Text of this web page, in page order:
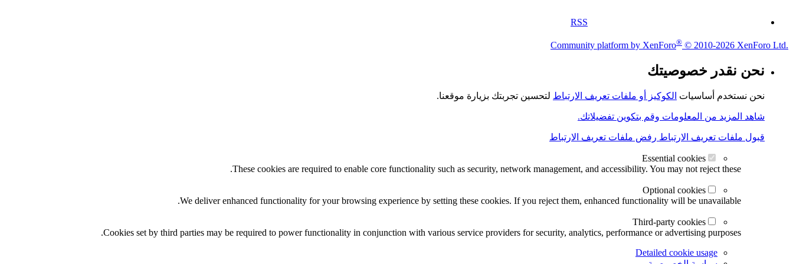
RSS
Community platform by XenForo® © 2010-2026 XenForo Ltd.
نحن نقدر خصوصيتك
نحن نستخدم أساسيات الكوكيز أو ملفات تعريف الارتباط لتحسين تجربتك بزيارة موقعنا.
شاهد المزيد من المعلومات وقم بتكوين تفضيلاتك.
قبول ملفات تعريف الارتباط رفض ملفات تعريف الارتباط
Essential cookies
These cookies are required to enable core functionality such as security, network management, and accessibility. You may not reject these.
Optional cookies
We deliver enhanced functionality for your browsing experience by setting these cookies. If you reject them, enhanced functionality will be unavailable.
Third-party cookies
Cookies set by third parties may be required to power functionality in conjunction with various service providers for security, analytics, performance or advertising purposes.
Detailed cookie usage